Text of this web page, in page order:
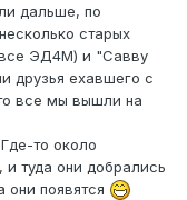
дальше, по
старых
все ЭД4М) и "Савву
друзья ехавшего с
все мы вышли на
то около
туда они добрались
появятся